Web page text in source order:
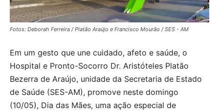
Fotos: Deborah Ferreira / Platão Araújo e Francisco Mourão / SES - AM
Em um gesto que une cuidado, afeto e saúde, o
Hospital e Pronto-Socorro Dr. Aristóteles Platão
Bezerra de Araújo, unidade da Secretaria de Estado
de Saúde (SES-AM), promove neste domingo
(10/05), Dia das Mães, uma ação especial de